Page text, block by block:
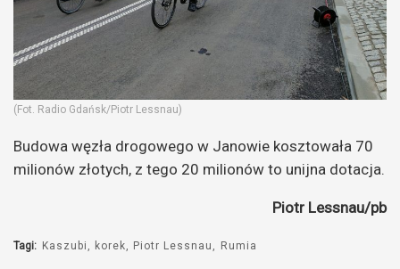
(Fot. Radio Gdańsk/Piotr Lessnau)
Budowa węzła drogowego w Janowie kosztowała 70
milionów złotych, z tego 20 milionów to unijna dotacja.
Piotr Lessnau/pb
Tagi: Kaszubi korek Piotr Lessnau Rumia